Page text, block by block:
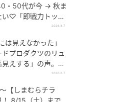
・50代が今 → 秋ま
い♡「即戦力トップ
2026.8.7
は見えなかった」
ドプロダクツのリュ
見えする」の声。2
も
2026.8.7
【しまむらチラ
！ 8/15（土）まで